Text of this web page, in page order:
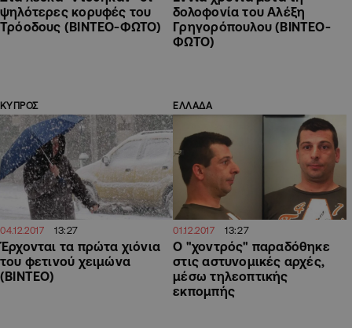
ψηλότερες κορυφές του
Τρόοδους (ΒΙΝΤΕΟ-ΦΩΤΟ)
δολοφονία του Αλέξη
Γρηγορόπουλου (ΒΙΝΤΕΟ-
ΦΩΤΟ)
ΚΥΠΡΟΣ
04.12.2017 13:27
Έρχονται τα πρώτα χιόνια
του φετινού χειμώνα
(ΒΙΝΤΕΟ)
ΕΛΛΑΔΑ
01.12.2017 13:27
Ο "χοντρός" παραδόθηκε
στις αστυνομικές αρχές,
μέσω τηλεοπτικής
εκπομπής